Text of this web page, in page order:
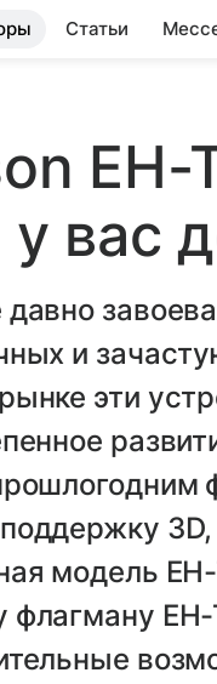
Статьи
EH-
у вас
и
эти
модель
флагману